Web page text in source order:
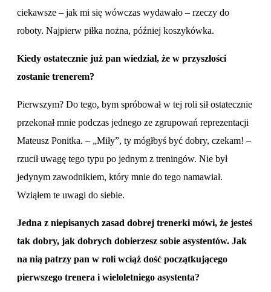
ciekawsze – jak mi się wówczas wydawało – rzeczy do
roboty. Najpierw piłka nożna, później koszykówka.
Kiedy ostatecznie już pan wiedział, że w przyszłości
zostanie trenerem?
Pierwszym? Do tego, bym spróbował w tej roli sił ostatecznie
przekonał mnie podczas jednego ze zgrupowań reprezentacji
Mateusz Ponitka. – „Miły”, ty mógłbyś być dobry, czekam! –
rzucił uwagę tego typu po jednym z treningów. Nie był
jedynym zawodnikiem, który mnie do tego namawiał.
Wziąłem te uwagi do siebie.
Jedna z niepisanych zasad dobrej trenerki mówi, że jesteś
tak dobry, jak dobrych dobierzesz sobie asystentów. Jak
na nią patrzy pan w roli wciąż dość początkującego
pierwszego trenera i wieloletniego asystenta?